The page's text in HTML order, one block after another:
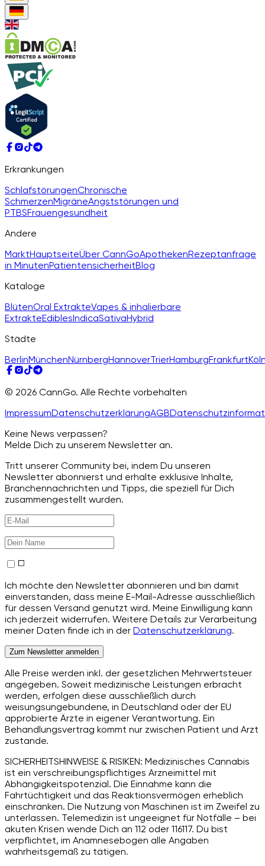
Erkrankungen
SchlafstörungenChronische
SchmerzenMigräneAngststörungen und
PTBSFrauengesundheit
Andere
MarktHauptseiteÜber CannGoApothekenRezeptanfrage
in MinutenPatientensicherheitBlog
Kataloge
BlütenOral ExtrakteVapes & inhalierbare
ExtrakteEdiblesIndicaSativaHybrid
Städte
BerlinMünchenNürnbergHannoverTrierHamburgFrankfurt
© 2026 CannGo. Alle Rechte vorbehalten
ImpressumDatenschutzerklärungAGB
Keine News verpassen?
Melde Dich zu unserem Newsletter an.
Tritt unserer Community bei, indem Du unseren
Newsletter abonnierst und erhalte exklusive Inhalte,
Branchennachrichten und Tipps, die speziell für Dich
zusammengestellt wurden.
Ich möchte den Newsletter abonnieren und bin damit
einverstanden, dass meine E-Mail-Adresse ausschließlich
für dessen Versand genutzt wird. Meine Einwilligung kann
ich jederzeit widerrufen. Weitere Details zur Verarbeitung
meiner Daten finde ich in der Datenschutzerklärung.
Zum Newsletter anmelden
Alle Preise werden inkl. der gesetzlichen Mehrwertsteuer
angegeben. Soweit medizinische Leistungen erbracht
werden, erfolgen diese ausschließlich durch
weisungsungebundene, in Deutschland oder der EU
approbierte Ärzte in eigener Verantwortung. Ein
Behandlungsvertrag kommt nur zwischen Patient und Arzt
zustande.
SICHERHEITSHINWEISE & RISIKEN: Medizinisches Cannabis
ist ein verschreibungspflichtiges Arzneimittel mit
Abhängigkeitspotenzial. Die Einnahme kann die
Fahrtüchtigkeit und das Reaktionsvermögen erheblich
einschränken. Die Nutzung von Maschinen ist im Zweifel zu
unterlassen. Telemedizin ist ungeeignet für Notfälle – bei
akuten Krisen wende Dich an 112 oder 116117. Du bist
verpflichtet, im Anamnesebogen alle Angaben
wahrheitsgemäß zu tätigen.